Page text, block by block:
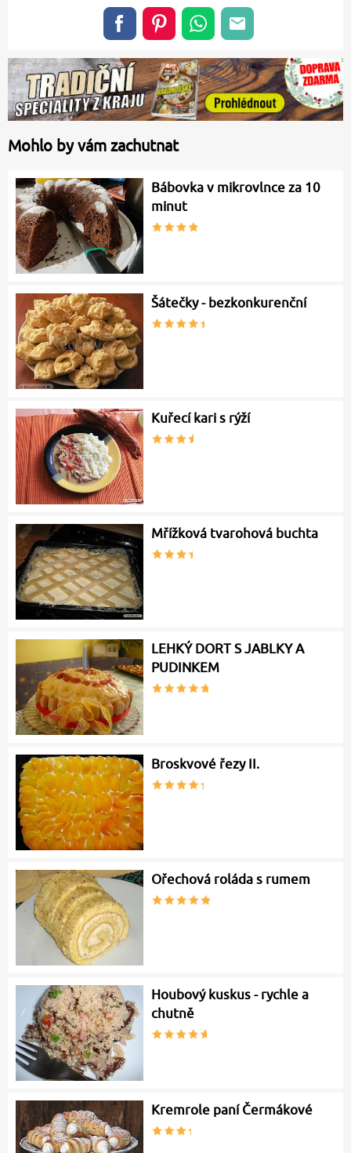
Mohlo by vám zachutnat
Bábovka v mikrovlnce za 10
minut
Šátečky - bezkonkurenční
Kuřecí kari s rýží
Mřížková tvarohová buchta
LEHKÝ DORT S JABLKY A
PUDINKEM
Broskvové řezy II.
Ořechová roláda s rumem
Houbový kuskus - rychle a
chutně
Kremrole paní Čermákové